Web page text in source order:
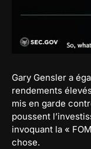
Gary Gensler a
rendements
mis en garde
poussent
invoquant la «
chose.